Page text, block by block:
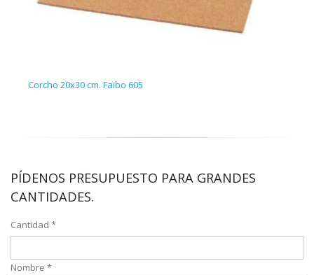
Corcho 20x30 cm. Faibo 605
PÍDENOS PRESUPUESTO PARA GRANDES
CANTIDADES.
Cantidad *
Nombre *